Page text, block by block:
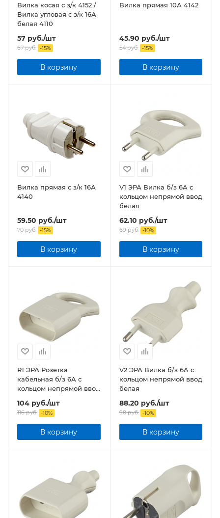
Вилка косая с з/к 4152 /
Вилка угловая с з/к 16А
белая 4110
57 руб./шт
67руб. -15%
В корзину
Вилка прямая 10А 4142
45.90 руб./шт
54руб. -15%
В корзину
Вилка прямая с з/к 16А
4140
59.50 руб./шт
70руб. -15%
В корзину
V1 ЭРА Вилка б/з 6A с
кольцом непрямой ввод
белая
62.10 руб./шт
69руб. -10%
В корзину
R1 ЭРА Розетка
кабельная б/з 6A с
кольцом непрямой ввод
104 руб./шт
116руб. -10%
В корзину
V2 ЭРА Вилка б/з 6A с
кольцом непрямой ввод
белая
88.20 руб./шт
98руб. -10%
В корзину